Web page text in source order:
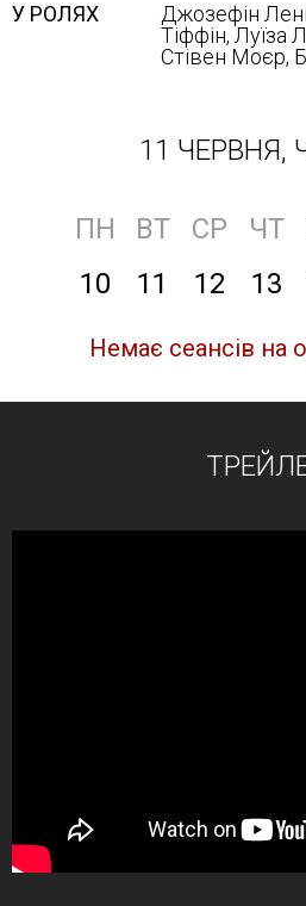
У РОЛЯХ
Джозефін
Тіффін, Луїза
Стівен Моєр,
11 ЧЕРВНЯ,
ПН ВТ СР ЧТ
10
11 12 13
Немає сеансів на